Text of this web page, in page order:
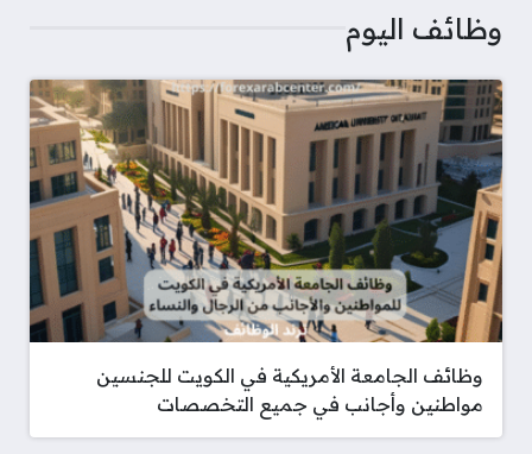
وظائف اليوم
وظائف الجامعة الأمريكية في الكويت للجنسين
مواطنين وأجانب في جميع التخصصات